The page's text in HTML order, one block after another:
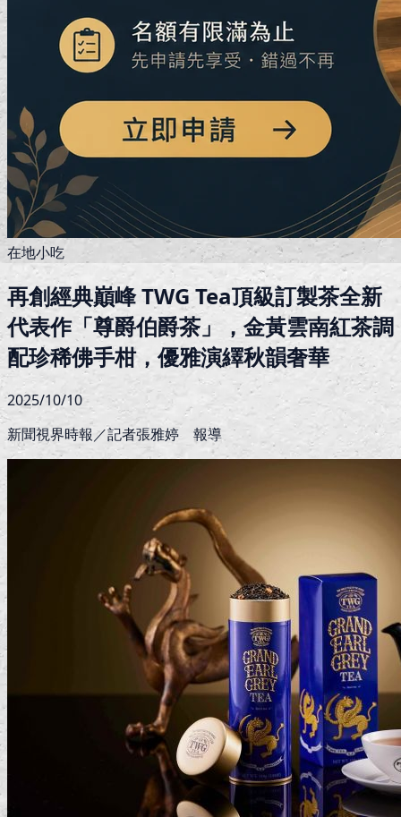
在地小吃
再創經典巔峰 TWG Tea頂級訂製茶全新
代表作「尊爵伯爵茶」，金黃雲南紅茶調
配珍稀佛手柑，優雅演繹秋韻奢華
2025/10/10
新聞視界時報／記者張雅婷 報導